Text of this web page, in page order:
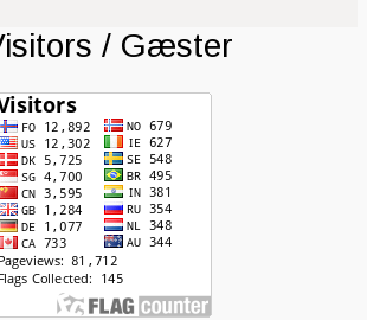
/ Gæster